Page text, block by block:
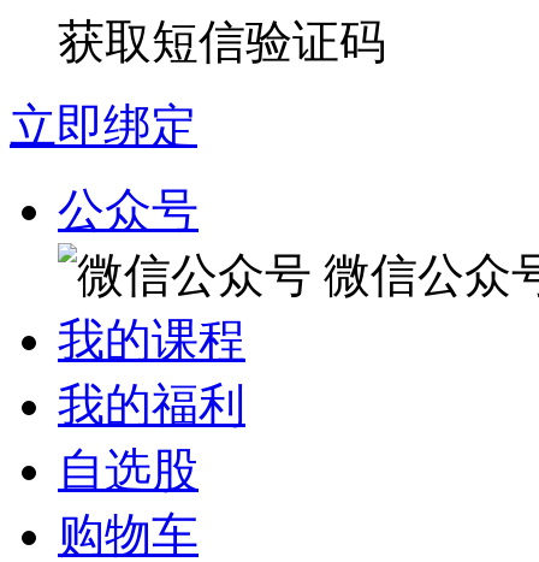
获取短信验证码
立即绑定
公众号
微信公众
我的课程
我的福利
自选股
购物车